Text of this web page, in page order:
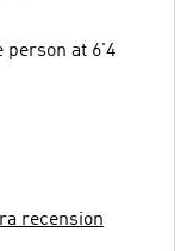
person at 6'4
recension